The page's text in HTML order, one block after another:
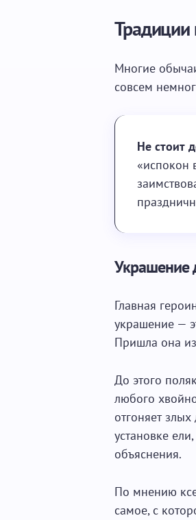
Традиции
Многие
совсем
Не стоит
«испокон
Украшение
Главная
украшение —
Пришла она
До этого
любого
отгоняет
установке
объяснения.
По мнению
самое, с